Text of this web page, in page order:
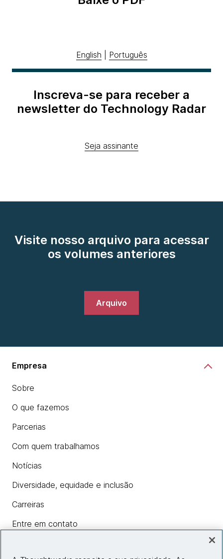
English Português
Inscreva-se para receber a
newsletter do Technology Radar
Seja assinante
Visite nosso arquivo para acessar
os volumes anteriores
Arquivo
Empresa
Sobre
O que fazemos
Parcerias
Com quem trabalhamos
Notícias
Diversidade, equidade e inclusão
Carreiras
Entre em contato